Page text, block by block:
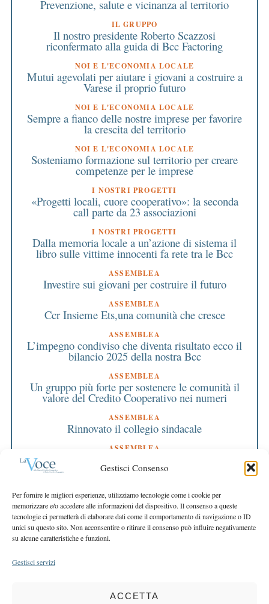
Gestisci Consenso
Per fornire le migliori esperienze, utilizziamo tecnologie come i cookie per
memorizzare e/o accedere alle informazioni del dispositivo. Il consenso a queste
tecnologie ci permetterà di elaborare dati come il comportamento di navigazione o ID
unici su questo sito. Non acconsentire o ritirare il consenso può influire negativamente
su alcune caratteristiche e funzioni.
Gestisci servizi
ACCETTA
Prevenzione, salute e vicinanza al territorio
IL GRUPPO
Il nostro presidente Roberto Scazzosi
riconfermato alla guida di Bcc Factoring
NOI E L'ECONOMIA LOCALE
Mutui agevolati per aiutare i giovani a costruire a
Varese il proprio futuro
NOI E L'ECONOMIA LOCALE
Sempre a fianco delle nostre imprese per favorire
la crescita del territorio
NOI E L'ECONOMIA LOCALE
Sosteniamo formazione sul territorio per creare
competenze per le imprese
I NOSTRI PROGETTI
«Progetti locali, cuore cooperativo»: la seconda
call parte da 23 associazioni
I NOSTRI PROGETTI
Dalla memoria locale a un’azione di sistema il
libro sulle vittime innocenti fa rete tra le Bcc
ASSEMBLEA
Investire sui giovani per costruire il futuro
ASSEMBLEA
Ccr Insieme Ets,una comunità che cresce
ASSEMBLEA
L’impegno condiviso che diventa risultato ecco il
bilancio 2025 della nostra Bcc
ASSEMBLEA
Un gruppo più forte per sostenere le comunità il
valore del Credito Cooperativo nei numeri
ASSEMBLEA
Rinnovato il collegio sindacale
ASSEMBLEA
Bilancio approvato all’unanimità e 2 milioni
destinati al territorio
EDITORIALE DIRETTORE
Crescere restando riconoscibili
EDITORIALE PRESIDENTE
Costruire futuro insieme
COPYRIGHT 2025 LA VOCE |PRIVACY